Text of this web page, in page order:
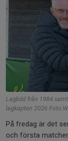
Lagbild från 1984
lagkapten 2026
På fredag är det
och första